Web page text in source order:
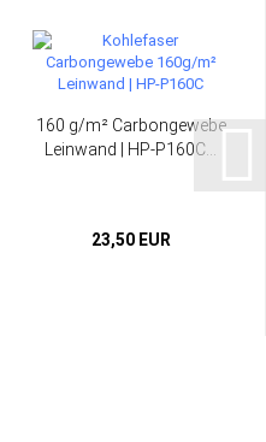
160 g/m² Carbongewebe
Leinwand | HP-P160C...
23,50 EUR